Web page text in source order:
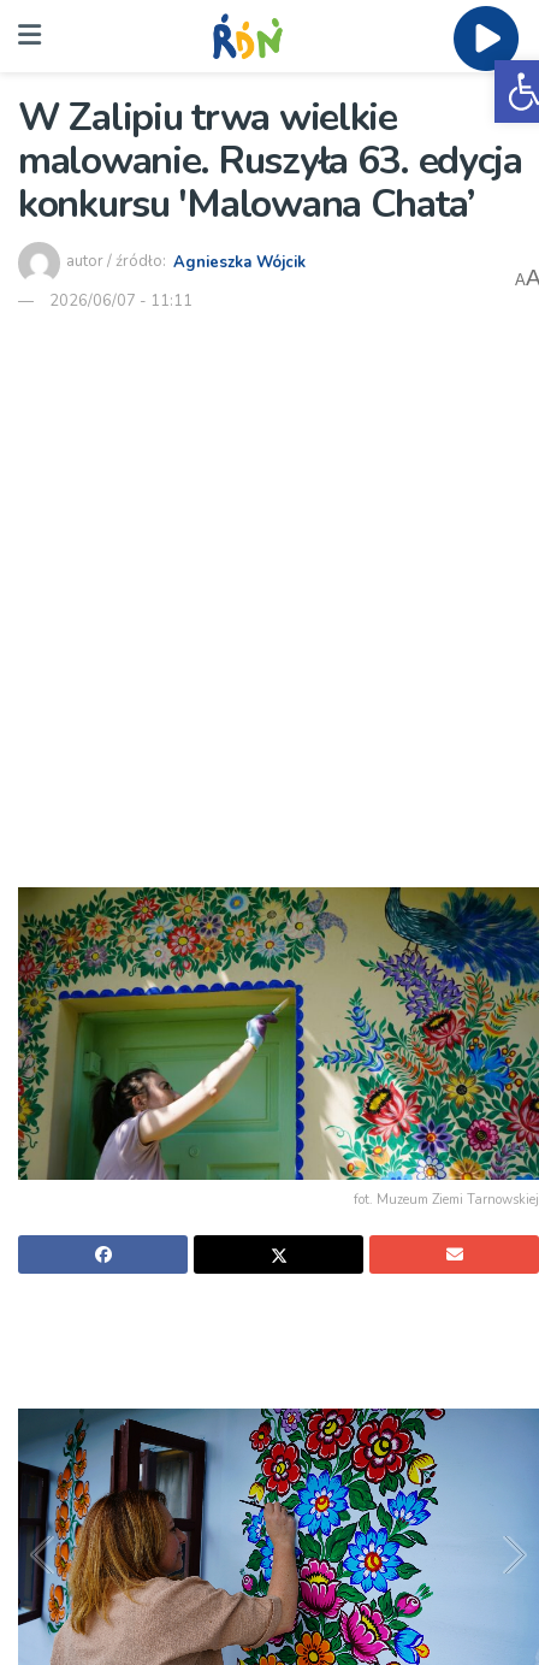
W Zalipiu trwa wielkie
malowanie. Ruszyła 63. edycja
konkursu 'Malowana Chata’
autor / źródło: Agnieszka Wójcik
2026/06/07 - 11:11
A
fot. Muzeum Ziemi Tarnowskiej